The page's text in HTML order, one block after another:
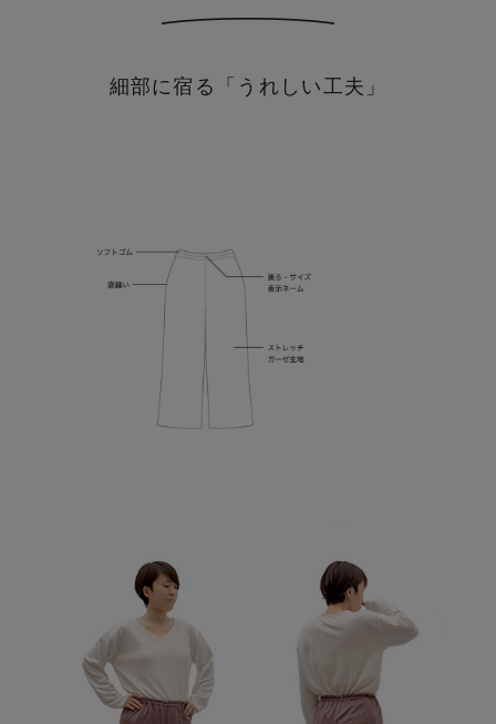
細部に宿る「うれしい工夫」